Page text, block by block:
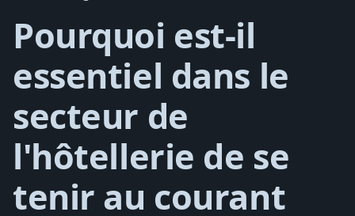
Pourquoi est-il
essentiel dans le
secteur de
l'hôtellerie de se
tenir au courant